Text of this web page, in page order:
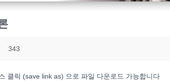
343
클릭 (save link as) 으로 파일 다운로드 가능합니다